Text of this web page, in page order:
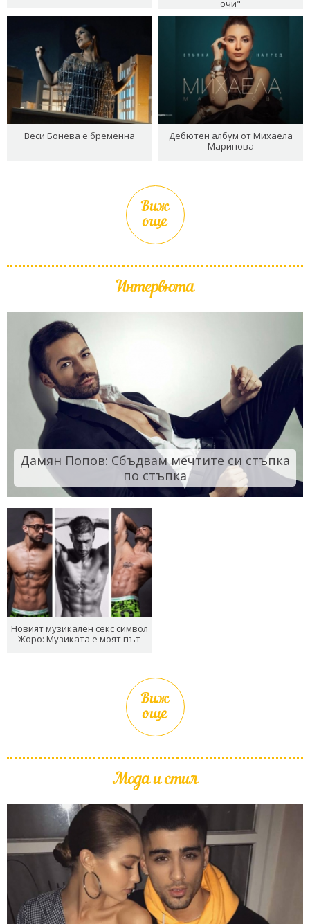
очи"
Веси Бонева е бременна
Дебютен албум от Михаела
Маринова
Виж
още
Интервюта
Дамян Попов: Сбъдвам мечтите си стъпка
по стъпка
Новият музикален секс символ
Жоро: Музиката е моят път
Виж
още
Мода и стил